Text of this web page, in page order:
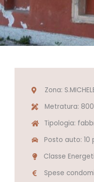
Zona:
Metratura:
Tipologia:
Posto auto:
Classe
Spese